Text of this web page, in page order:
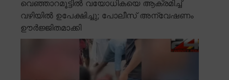
വെഞ്ഞാറമൂട്ടിൽ വയോധികയെ ആക്രമിച്ച്
വഴിയിൽ ഉപേക്ഷിച്ചു; പോലീസ് അന്വേഷണം
ഊർജ്ജിതമാക്കി